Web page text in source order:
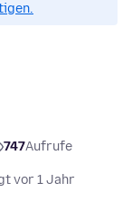
747Aufrufe
vor 1 Jahr